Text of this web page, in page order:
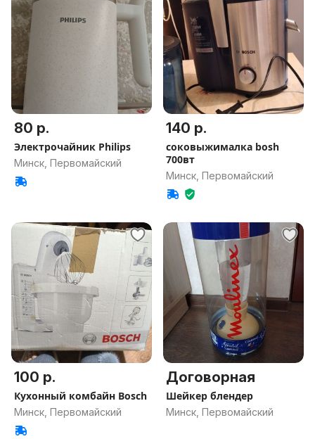
80 р.
Электрочайник Philips
Минск, Первомайский
140 р.
соковыжималка bosh
700вт
Минск, Первомайский
100 р.
Кухонный комбайн Bosch
Минск, Первомайский
Договорная
Шейкер блендер
Минск, Первомайский